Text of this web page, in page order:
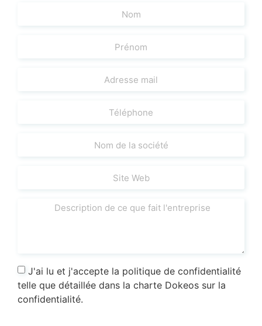
J'ai lu et j'accepte la politique de confidentialité
telle que détaillée dans la charte Dokeos sur la
confidentialité.